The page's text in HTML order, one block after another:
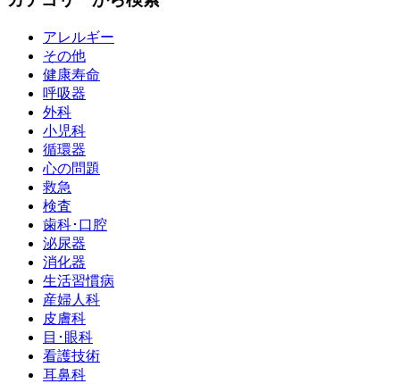
アレルギー
その他
健康寿命
呼吸器
外科
小児科
循環器
心の問題
救急
検査
歯科･口腔
泌尿器
消化器
生活習慣病
産婦人科
皮膚科
目･眼科
看護技術
耳鼻科